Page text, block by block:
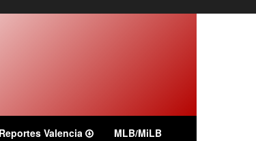
Reportes Valencia MLB/MiLB